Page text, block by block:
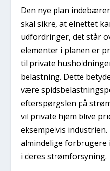
Den nye plan
skal sikre, at elnettet
udfordringer, det står
elementer i planen er
til private
belastning. Dette
være
efterspørgslen på
vil private hjem blive
eksempelvis
almindelige forbrugere
i deres strømforsyning.